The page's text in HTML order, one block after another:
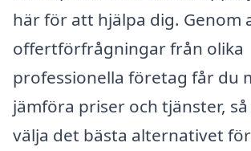
här för att hjälpa dig. Genom
offertförfrågningar från olika
professionella företag får du
jämföra priser och tjänster,
välja det bästa alternativet